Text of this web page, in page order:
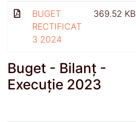
BUGET
RECTIFICAT
3 2024
369.52 KB
Buget - Bilanț -
Execuție 2023